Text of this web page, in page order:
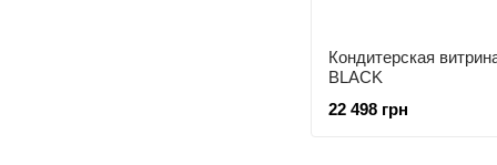
Кондитерская
BLACK
22 498 грн